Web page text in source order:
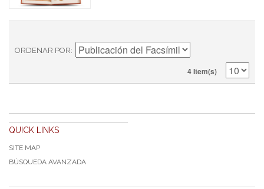
ORDENAR POR
4 Item(s)
QUICK LINKS
SITE MAP
BÚSQUEDA AVANZADA